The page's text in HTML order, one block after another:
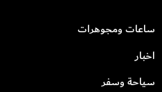
ساعات ومجوهرات
اخبار
سياحة وسفر